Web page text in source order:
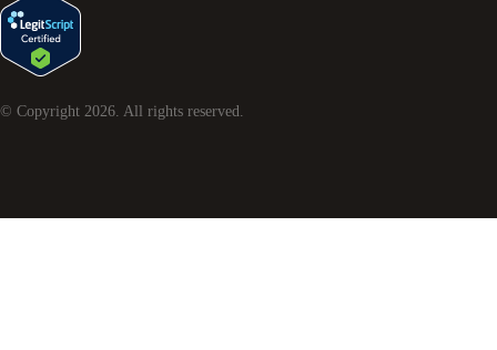
© Copyright 2026. All rights reserved.